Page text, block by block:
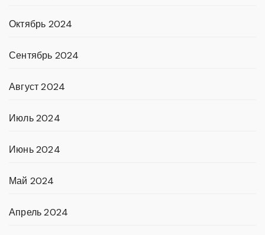
Октябрь 2024
Сентябрь 2024
Август 2024
Июль 2024
Июнь 2024
Май 2024
Апрель 2024